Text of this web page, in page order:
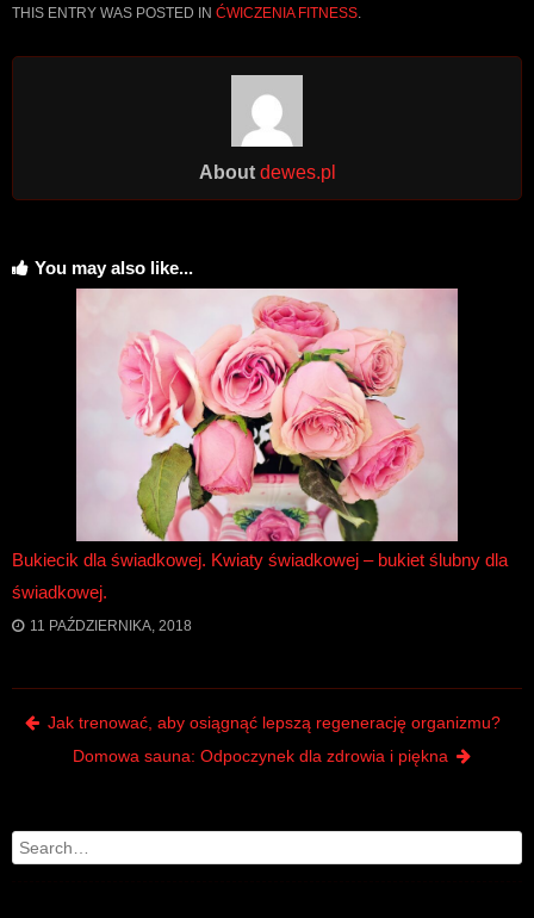
Search
THIS ENTRY WAS POSTED IN ĆWICZENIA FITNESS
About dewes.pl
You may also like...
Bukiecik dla świadkowej. Kwiaty świadkowej – bukiet ślubny dla
świadkowej.
11 PAŹDZIERNIKA, 2018
Post navigation
Jak trenować, aby osiągnąć lepszą regenerację organizmu?
Domowa sauna: Odpoczynek dla zdrowia i piękna